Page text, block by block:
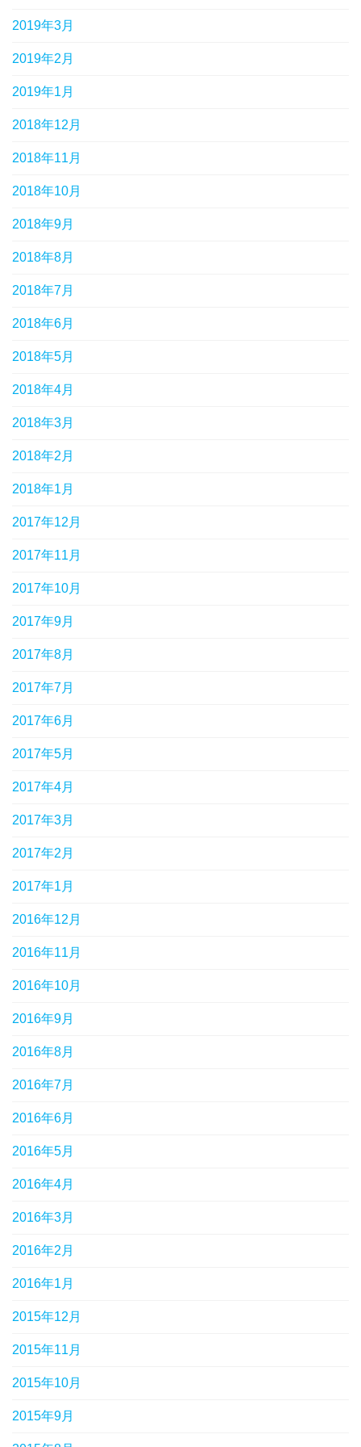
2019年3月
2019年2月
2019年1月
2018年12月
2018年11月
2018年10月
2018年9月
2018年8月
2018年7月
2018年6月
2018年5月
2018年4月
2018年3月
2018年2月
2018年1月
2017年12月
2017年11月
2017年10月
2017年9月
2017年8月
2017年7月
2017年6月
2017年5月
2017年4月
2017年3月
2017年2月
2017年1月
2016年12月
2016年11月
2016年10月
2016年9月
2016年8月
2016年7月
2016年6月
2016年5月
2016年4月
2016年3月
2016年2月
2016年1月
2015年12月
2015年11月
2015年10月
2015年9月